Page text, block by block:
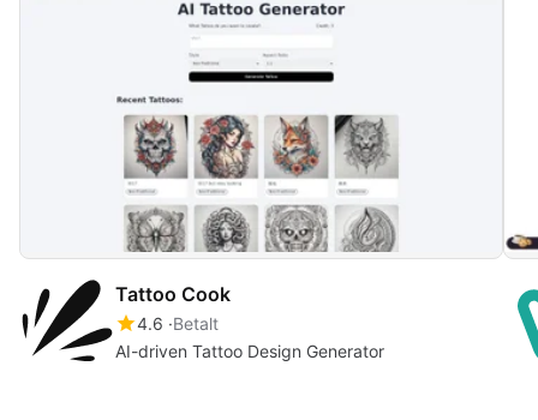
Tattoo Cook
4.6 Betalt
AI-driven Tattoo Design Generator